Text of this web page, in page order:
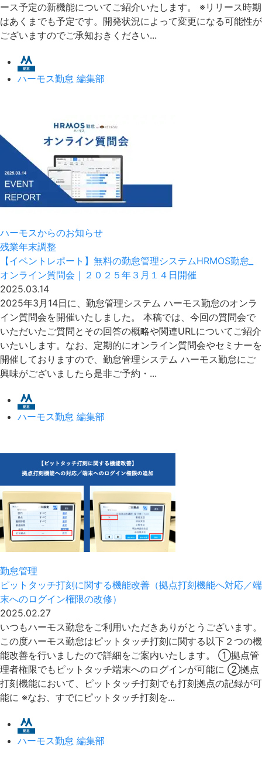
ース予定の新機能についてご紹介いたします。 ※リリース時期
はあくまでも予定です。開発状況によって変更になる可能性が
ございますのでご承知おきください...
ハーモス勤怠 編集部
ハーモスからのお知らせ
残業年末調整
【イベントレポート】無料の勤怠管理システムHRMOS勤怠_
オンライン質問会｜２０２５年３月１４日開催
2025.03.14
2025年3月14日に、勤怠管理システム ハーモス勤怠のオンラ
イン質問会を開催いたしました。 本稿では、今回の質問会で
いただいたご質問とその回答の概略や関連URLについてご紹介
いたいします。なお、定期的にオンライン質問会やセミナーを
開催しておりますので、勤怠管理システム ハーモス勤怠にご
興味がございましたら是非ご予約・...
ハーモス勤怠 編集部
勤怠管理
ピットタッチ打刻に関する機能改善（拠点打刻機能へ対応／端
末へのログイン権限の改修）
2025.02.27
いつもハーモス勤怠をご利用いただきありがとうございます。
この度ハーモス勤怠はピットタッチ打刻に関する以下２つの機
能改善を行いましたので詳細をご案内いたします。 ①拠点管
理者権限でもピットタッチ端末へのログインが可能に ②拠点
打刻機能において、ピットタッチ打刻でも打刻拠点の記録が可
能に ※なお、すでにピットタッチ打刻を...
ハーモス勤怠 編集部